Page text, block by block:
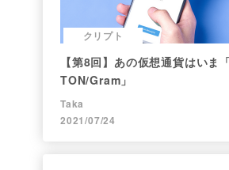
クリプト
【第8回】あの仮想通貨はいま
TON/Gram」
Taka
2021/07/24